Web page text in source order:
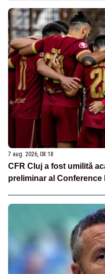
7 aug. 2026, 08:18
CFR Cluj a fost umilită
preliminar al Conference